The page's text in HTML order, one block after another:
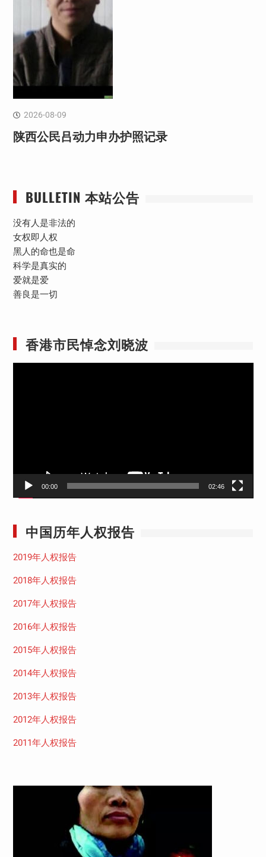
2026-08-09
陕西公民吕动力申办护照记录
BULLETIN 本站公告
没有人是非法的
女权即人权
黑人的命也是命
科学是真实的
爱就是爱
善良是一切
香港市民悼念刘晓波
00:00 02:46
中国历年人权报告
2019年人权报告
2018年人权报告
2017年人权报告
2016年人权报告
2015年人权报告
2014年人权报告
2013年人权报告
2012年人权报告
2011年人权报告